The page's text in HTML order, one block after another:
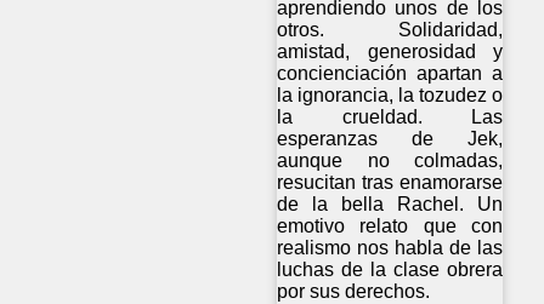
aprendiendo unos de los
otros. Solidaridad,
amistad, generosidad y
concienciación apartan a
la ignorancia, la tozudez o
la crueldad. Las
esperanzas de Jek,
aunque no colmadas,
resucitan tras enamorarse
de la bella Rachel. Un
emotivo relato que con
realismo nos habla de las
luchas de la clase obrera
por sus derechos.